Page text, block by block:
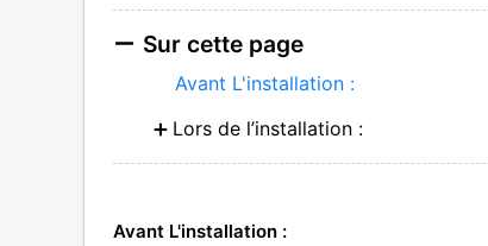
Sur cette page
Avant L'installation :
Lors de l’installation :
Avant L'installation :